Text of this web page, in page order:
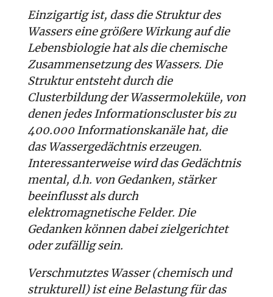
Einzigartig ist, dass die Struktur des
Wassers eine größere Wirkung auf die
Lebensbiologie hat als die chemische
Zusammensetzung des Wassers. Die
Struktur entsteht durch die
Clusterbildung der Wassermoleküle, von
denen jedes Informationscluster bis zu
400.000 Informationskanäle hat, die
das Wassergedächtnis erzeugen.
Interessanterweise wird das Gedächtnis
mental, d.h. von Gedanken, stärker
beeinflusst als durch
elektromagnetische Felder. Die
Gedanken können dabei zielgerichtet
oder zufällig sein.
Verschmutztes Wasser (chemisch und
strukturell) ist eine Belastung für das